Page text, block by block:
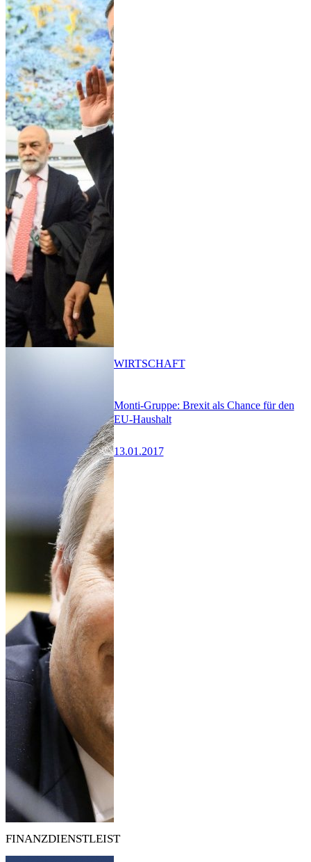
Monti-Gruppe: Brexit als Chance für den
EU-Haushalt
13.01.2017
WIRTSCHAFT
FINANZDIENSTLEIST